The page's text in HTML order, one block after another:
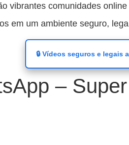
vibrantes comunidades
em um ambiente seguro,
🔒 Vídeos seguros e legais
–